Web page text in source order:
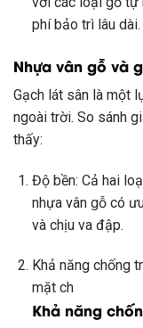
phí bảo trì lâu dài.
Nhựa vân gỗ và
Gạch lát sân là một
ngoài trời. So sánh
thấy:
Độ bền: Cả hai
nhựa vân gỗ có
và chịu va đập.
Khả năng chống
mặt ch
Khả năng